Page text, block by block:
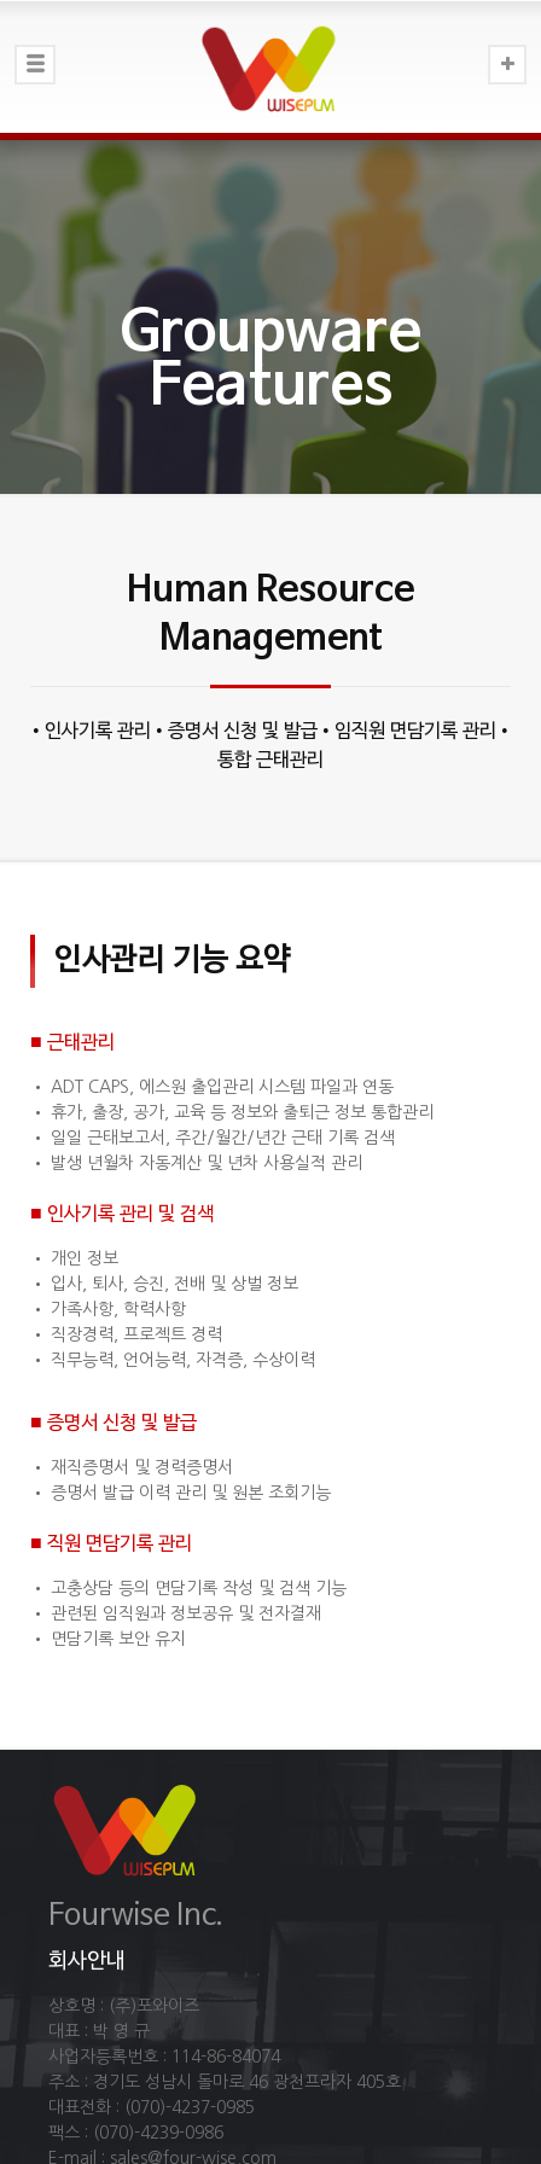
Groupware
Features
Human Resource
Management
• 인사기록 관리 • 증명서 신청 및 발급 • 임직원 면담기록 관리 •
통합 근태관리
인사관리 기능 요약
■ 근태관리
• ADT CAPS, 에스원 출입관리 시스템 파일과 연동
• 휴가, 출장, 공가, 교육 등 정보와 출퇴근 정보 통합관리
• 일일 근태보고서, 주간/월간/년간 근태 기록 검색
• 발생 년월차 자동계산 및 년차 사용실적 관리
■ 인사기록 관리 및 검색
• 개인 정보
• 입사, 퇴사, 승진, 전배 및 상벌 정보
• 가족사항, 학력사항
• 직장경력, 프로젝트 경력
• 직무능력, 언어능력, 자격증, 수상이력
■ 증명서 신청 및 발급
• 재직증명서 및 경력증명서
• 증명서 발급 이력 관리 및 원본 조회기능
■ 직원 면담기록 관리
• 고충상담 등의 면담기록 작성 및 검색 기능
• 관련된 임직원과 정보공유 및 전자결재
• 면담기록 보안 유지
Fourwise Inc.
회사안내
상호명 : (주)포와이즈
대표 : 박 영 규
사업자등록번호 : 114-86-84074
주소 : 경기도 성남시 돌마로 46 광천프라자 405호
대표전화 : (070)-4237-0985
팩스 : (070)-4239-0986
E-mail : sales@four-wise.com